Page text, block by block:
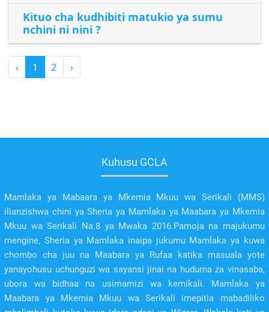
Kituo cha kudhibiti matukio ya sumu
nchini ni nini ?
‹ 1 2 ›
Kuhusu GCLA
Mamlaka ya Mabaara ya Mkemia Mkuu wa Serikali (MMS)
ilianzishwa chini ya Sheria ya Mamlaka ya Maabara ya Mkemia
Mkuu wa Serikali Na.8 ya Mwaka 2016.Pamoja na majukumu
mengine, Sheria ya Mamlaka inaipa jukumu Mamlaka ya kuwa
chombo cha juu na Maabara ya Rufaa katika masuala yote
yanayohusu uchunguzi wa sayansi jinai na huduma za vinasaba,
ubora wa bidhaa na usimamizi wa kemikali. Mamlaka ya
Maabara ya Mkemia Mkuu wa Serikali imepitia mabadiliko